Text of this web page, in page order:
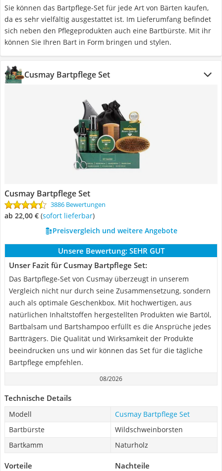
Sie können das Bartpflege-Set für jede Art von Bärten kaufen,
da es sehr vielfältig ausgestattet ist. Im Lieferumfang befindet
sich neben den Pflegeprodukten auch eine Bartbürste. Mit ihr
können Sie Ihren Bart in Form bringen und stylen.
Cusmay Bartpflege Set
Cusmay Bartpflege Set
3886 Bewertungen
ab 22,00 € ( Sofort lieferbar)
Preisvergleich und weitere Angebote
Unsere Bewertung: SEHR GUT
Unser Fazit für Cusmay Bartpflege Set:
Das Bartpflege-Set von Cusmay überzeugt in unserem
Vergleich nicht nur durch seine Zusammensetzung, sondern
auch als optimale Geschenkbox. Mit hochwertigen, aus
natürlichen Inhaltstoffen hergestellten Produkten wie Bartöl,
Bartbalsam und Bartshampoo erfüllt es die Ansprüche jedes
Bartträgers. Die Qualität und Wirksamkeit der Produkte
beeindrucken uns und wir können das Set für die tägliche
Bartpflege empfehlen.
08/2026
Technische Details
Modell
Cusmay Bartpflege Set
Bartbürste
Wildschweinborsten
Bartkamm
Naturholz
Vorteile Nachteile